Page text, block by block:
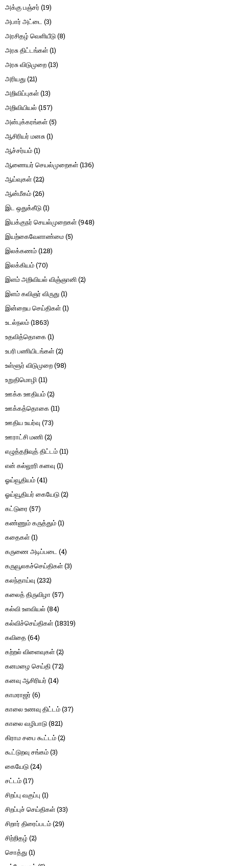
அக்கு பஞ்சர் (19)
அபார் அட்டை (3)
அரசிதழ் வெளியீடு(8)
அரசு திட்டங்கள்(1)
அரசு விடுமுறை(13)
அரியது(21)
அறிவிப்புகள்(13)
அறிவியியல் (157)
அன்புக்கரங்கள்(5)
ஆசிரியர் மனசு(1)
ஆச்சர்யம்(1)
ஆணையர் செயல்முறைகள்(136)
ஆய்வுகள்(22)
ஆன்மீகம்(26)
இட ஒதுக்கீடு(1)
இயக்குநர் செயல்முறைகள்(948)
இயற்கைவேளாண்மை(5)
இலக்கணம்(128)
இலக்கியம்(70)
இளம் அறிவியல் விஞ்ஞானி(2)
இளம் கவிஞர் விருது(1)
இன்றைய செய்திகள்(1)
உடல்நலம்(1863)
உதவித்தொகை(1)
உபரி பணியிடங்கள்(2)
உள்ளூர் விடுமுறை(98)
உறுதிமொழி(11)
ஊக்க ஊதியம்(2)
ஊக்கத்தொகை(11)
ஊதிய உயர்வு (73)
ஊராட்சி மணி(2)
எழுத்தறிவுத் திட்டம்(11)
என் கல்லூரி கனவு (1)
ஓய்வூதியம்(41)
ஓய்வூதியர் கையேடு(2)
கட்டுரை (57)
கண்ணும் கருத்தும்(1)
கதைகள்(1)
கருணை அடிப்படை (4)
கருவூலகச்செய்திகள்(3)
கலந்தாய்வு (232)
கலைத் திருவிழா (57)
கல்வி உளவியல் (84)
கல்விச்செய்திகள்(18319)
கவிதை(64)
கற்றல் விளைவுகள்(2)
கனமழை செய்தி(72)
கனவு ஆசிரியர் (14)
காமராஜர் (6)
காலை உணவு திட்டம்(37)
காலை வழிபாடு(821)
கிராம சபை கூட்டம்(2)
கூட்டுறவு சங்கம்(3)
கையேடு(24)
சட்டம்(17)
சிறப்பு வகுப்பு (1)
சிறப்புச் செய்திகள்(33)
சிறார் திரைப்படம்(29)
சிற்றிதழ் (2)
சொத்து(1)